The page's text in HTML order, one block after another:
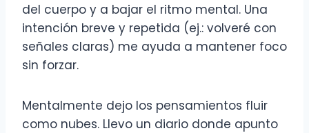
del cuerpo y a bajar el ritmo mental. Una
intención breve y repetida (ej.: volveré con
señales claras) me ayuda a mantener foco
sin forzar.
Mentalmente dejo los pensamientos fluir
como nubes. Llevo un diario donde apunto